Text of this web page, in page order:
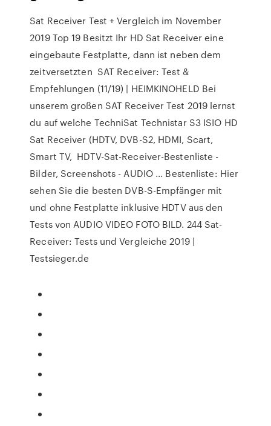
Sat Receiver Test + Vergleich im November
2019 Top 19 Besitzt Ihr HD Sat Receiver eine
eingebaute Festplatte, dann ist neben dem
zeitversetzten SAT Receiver: Test &
Empfehlungen (11/19) | HEIMKINOHELD Bei
unserem großen SAT Receiver Test 2019 lernst
du auf welche TechniSat Technistar S3 ISIO HD
Sat Receiver (HDTV, DVB-S2, HDMI, Scart,
Smart TV, HDTV-Sat-Receiver-Bestenliste -
Bilder, Screenshots - AUDIO ... Bestenliste: Hier
sehen Sie die besten DVB-S-Empfänger mit
und ohne Festplatte inklusive HDTV aus den
Tests von AUDIO VIDEO FOTO BILD. 244 Sat-
Receiver: Tests und Vergleiche 2019 |
Testsieger.de